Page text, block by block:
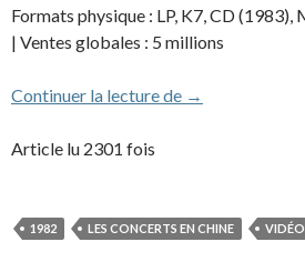
Formats physique : LP, K7, CD
| Ventes globales : 5 millions
Continuer la lecture de Les concerts
→
Article lu 2301 fois
1982 LES CONCERTS EN CHINE VIDÉO